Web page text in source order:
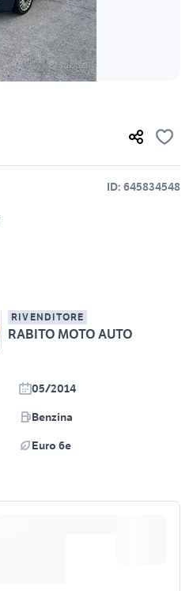
ID: 645834548
RIVENDITORE
RABITO MOTO AUTO
05/2014
Benzina
Euro 6e